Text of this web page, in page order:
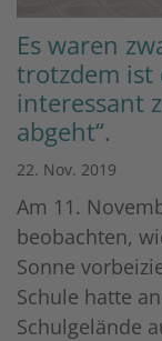
Es waren
trotzdem ist
interessant
abgeht“.
22. Nov. 2019
Am 11.
beobachten,
Sonne
Schule hatte
Schulgelände